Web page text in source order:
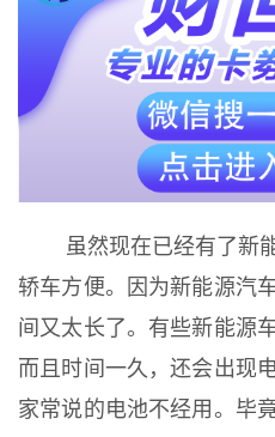
虽然现在已经有了新能
轿车方便。因为新能源汽
间又太长了。有些新能源
而且时间一久，还会出现
家常说的电池不经用。毕